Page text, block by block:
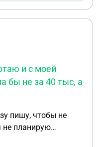
и с моей
бы не за 40 тыс, а
пишу, чтобы не
не планирую
и финансов